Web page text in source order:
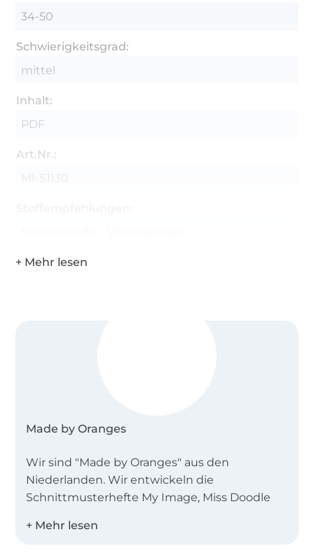
34-50
Schwierigkeitsgrad:
mittel
Inhalt:
PDF
Art.Nr.:
MI-S1130
Made by Oranges
Wir sind "Made by Oranges" aus den
Niederlanden. Wir entwickeln die
Schnittmusterhefte My Image, Miss Doodle